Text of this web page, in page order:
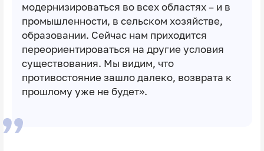
модернизироваться во всех областях – и в
промышленности, в сельском хозяйстве,
образовании. Сейчас нам приходится
переориентироваться на другие условия
существования. Мы видим, что
противостояние зашло далеко, возврата к
прошлому уже не будет».